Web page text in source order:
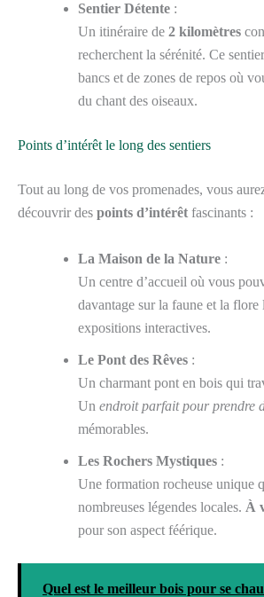
Sentier Détente :
Un itinéraire de 2 kilomètres
recherchent la sérénité. Ce
bancs et de zones de repos où
du chant des oiseaux.
Points d’intérêt le long des sentiers
Tout au long de vos promenades, vous
découvrir des points d’intérêt fascinants :
La Maison de la Nature :
Un centre d’accueil où vous
davantage sur la faune et la flore
expositions interactives.
Le Pont des Rêves :
Un charmant pont en bois qui
Un endroit parfait pour prendre
mémorables.
Les Rochers Mystiques :
Une formation rocheuse unique
nombreuses légendes locales. À
pour son aspect féérique.
Quel est le meilleur bois pour se